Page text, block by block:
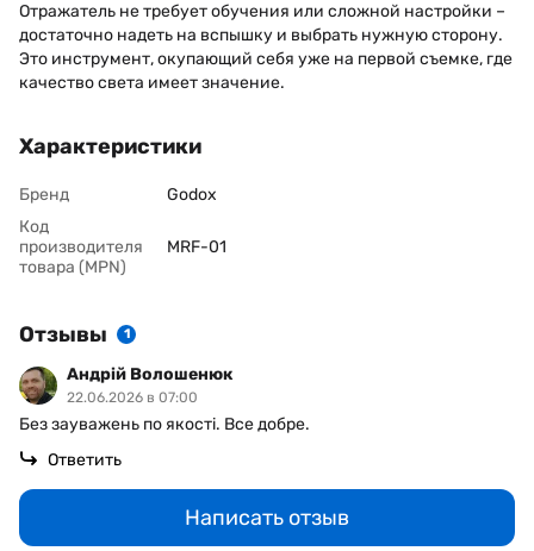
Отражатель не требует обучения или сложной настройки –
достаточно надеть на вспышку и выбрать нужную сторону.
Это инструмент, окупающий себя уже на первой съемке, где
качество света имеет значение.
Характеристики
Бренд
Godox
Код
производителя
товара (MPN)
MRF-01
Отзывы 1
Андрій Волошенюк
22.06.2026 в 07:00
Без зауважень по якості. Все добре.
Ответить
Написать отзыв